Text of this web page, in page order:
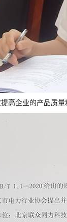
高企业的产品质量